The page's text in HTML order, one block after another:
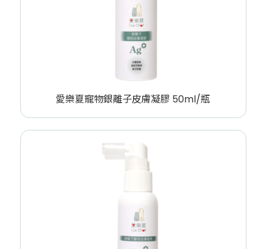
愛樂夏寵物銀離子皮膚凝膠 50ml/瓶